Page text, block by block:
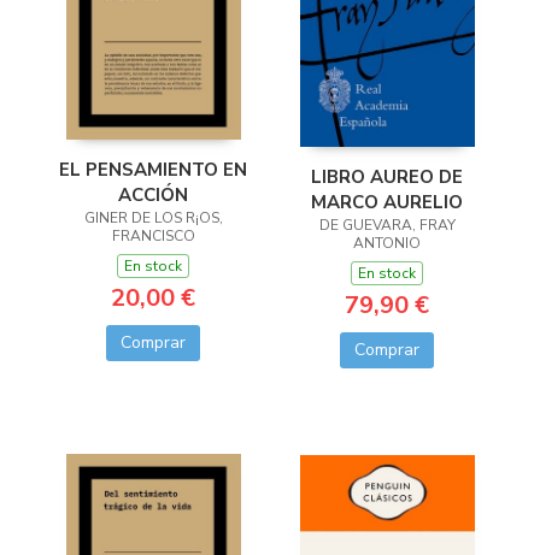
EL PENSAMIENTO EN
ACCIÓN
GINER DE LOS R¡OS,
FRANCISCO
En stock
20,00 €
Comprar
LIBRO AUREO DE
MARCO AURELIO
DE GUEVARA, FRAY
ANTONIO
En stock
79,90 €
Comprar